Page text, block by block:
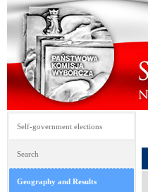
Self-government elections
Search
Geography and Results